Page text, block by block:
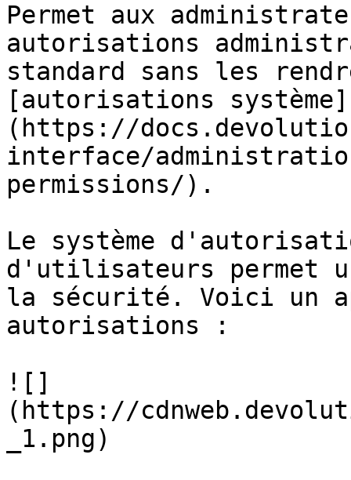
Permet aux
autorisations
standard sans les
[autorisations système]
(https://
interface/
permissions/).
Le système
d'utilisateurs permet
la sécurité. Voici un
autorisations :
![]
(https://
_1.png)